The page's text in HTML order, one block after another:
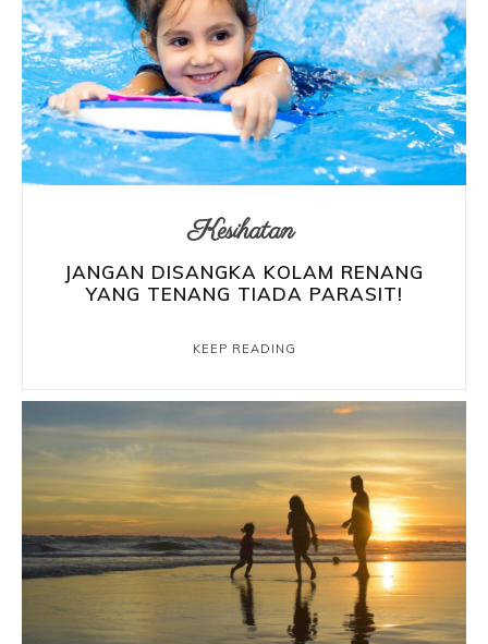
Kesihatan
JANGAN DISANGKA KOLAM RENANG
YANG TENANG TIADA PARASIT!
KEEP READING